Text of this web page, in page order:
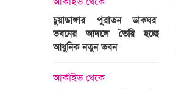
চুয়াডাঙ্গার পুরাতন ডাকঘর
ভবনের আদলে তৈরি হচ্ছে
আধুনিক নতুন ভবন
আর্কাইভ থেকে